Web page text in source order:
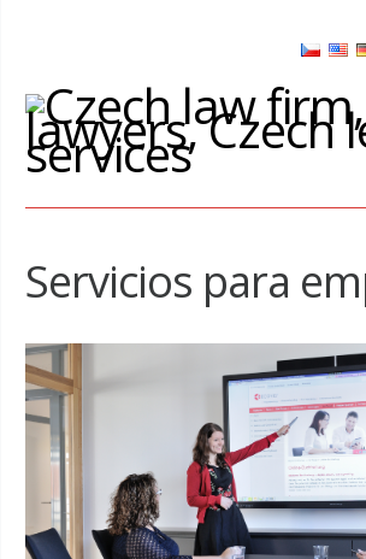
Servicios para